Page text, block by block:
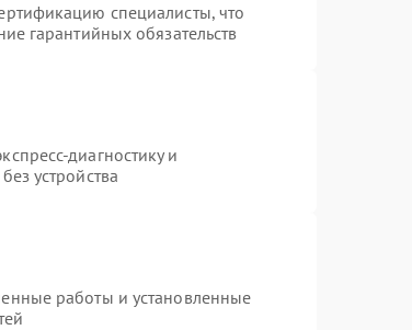
специалисты, что
гарантийных обязательств
диагностику и
устройства
работы и установленные